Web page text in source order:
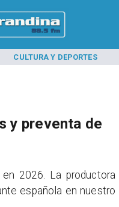
CULTURA Y DEPORTES
y preventa de
2026. La productora
española en nuestro